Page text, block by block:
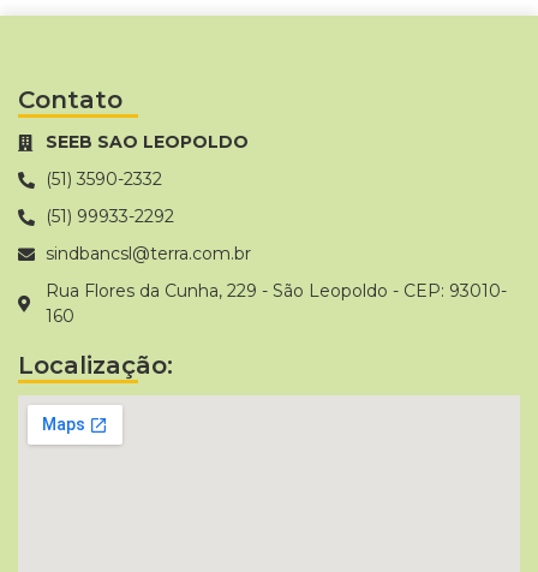
Contato
SEEB SAO LEOPOLDO
(51) 3590-2332
(51) 99933-2292
sindbancsl@terra.com.br
Rua Flores da Cunha, 229 - São Leopoldo - CEP: 93010-
160
Localização: